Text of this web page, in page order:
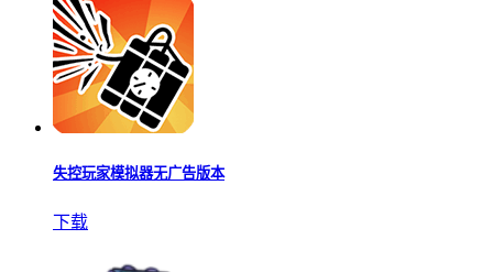
失控玩家模拟器无广告版本
下载